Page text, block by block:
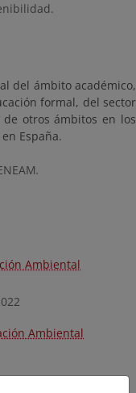
del ámbito académico,
formal, del sector
otros ámbitos en los
España.
.
Ambiental
Ambiental